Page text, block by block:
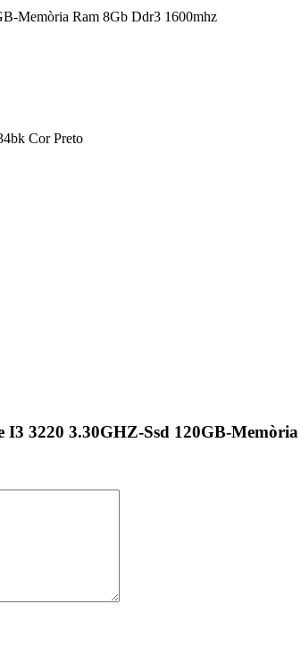
Memòria Ram 8Gb Ddr3 1600mhz
3220 3.30GHZ-Ssd 120GB-